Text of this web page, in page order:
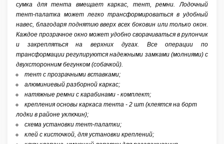
сумка для тента вмещает каркас, тент, ремни. Лодочный
тент-палатка может легко трансформироваться в удобный
навес, благодаря поднятию вверх всех боковин или только окон.
Каждое прозрачное окно может удобно сворачиваться в рулончик
и закрепляться на верхних дугах. Все операции по
трансформации регулируются надежными замками (молниями) с
двухсторонним бегунком (собачкой).
тент с прозрачными вставками;
алюминиевый разборной каркас;
натяжные ремни с карабинами - комплект;
крепления основы каркаса тента - 2 шт (клеятся на борт
лодки в районе уключин);
схема установки тент-палатки;
клей с кисточкой, для установки креплений;